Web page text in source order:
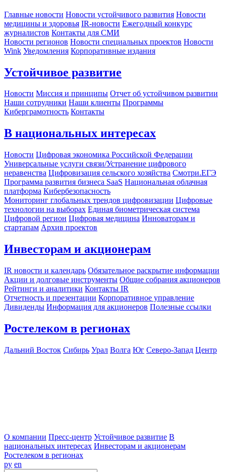
Главные новости Новости устойчивого развития Новости
медицины и здоровья IR-новости Ежегодный конкурс
журналистов Контакты для СМИ
Новости регионов Новости специальных проектов Новости
Wink Уведомления Корпоративные издания
Устойчивое развитие
Новости Миссия и принципы Отчет об устойчивом развитии
Наши сотрудники Наши клиенты Программы
Киберграмотность Контакты
В национальных интересах
Новости Цифровая экономика Российской Федерации
Универсальные услуги связи/Устранение цифрового
неравенства Цифровизация сельского хозяйства Смотри.ЕГЭ
Программа развития бизнеса SaaS Национальная облачная
платформа Кибербезопасность
Мониторинг глобальных трендов цифровизации Цифровые
технологии на выборах Единая биометрическая система
Цифровой регион Цифровая медицина Инноваторам и
стартапам Архив проектов
Инвесторам и акционерам
IR новости и календарь Обязательное раскрытие информации
Акции и долговые инструменты Общие собрания акционеров
Рейтинги и аналитики Контакты IR
Отчетность и презентации Корпоративное управление
Дивиденды Информация для акционеров Полезные ссылки
Ростелеком в регионах
Дальний Восток Сибирь Урал Волга Юг Северо-Запад Центр
О компании Пресс-центр Устойчивое развитие В
национальных интересах Инвесторам и акционерам
Ростелеком в регионах
ру en